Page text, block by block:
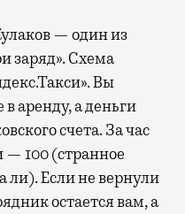
— один из
заряд». Схема
Вы
аренду, а деньги
счета. За час
— 100 (странное
ли). Если не вернули
остается вам, а